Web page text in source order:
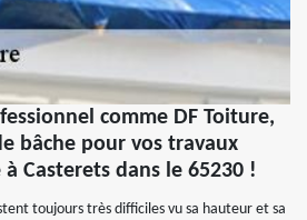
comme DF Toiture,
bâche pour vos travaux
Casterets dans le 65230 !
toujours très difficiles vu sa hauteur et sa